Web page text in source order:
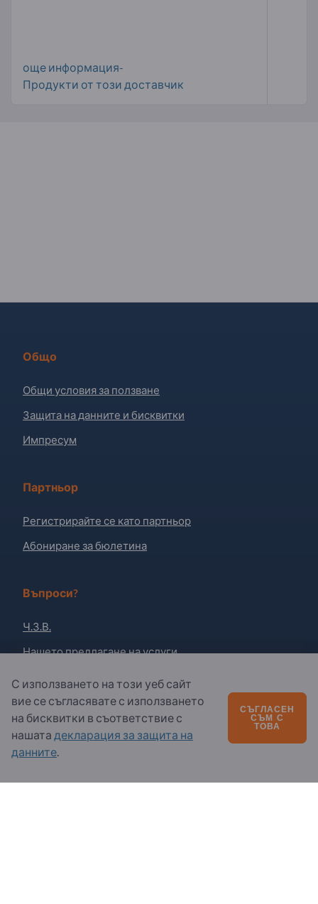
още информация-
Продукти от този доставчик
Общо
Общи условия за ползване
Защита на данните и бисквитки
Импресум
Партньор
Регистрирайте се като партньор
Абониране за бюлетина
Въпроси?
Ч.З.В.
Нашето предлагане на услуги
Съобщение до Exportpages
Exportpages International Network
С използването на този уеб сайт
вие се съгласявате с използването
на бисквитки в съответствие с
нашата декларация за защита на
данните.
СЪГЛАСЕН
СЪМ С
ТОВА